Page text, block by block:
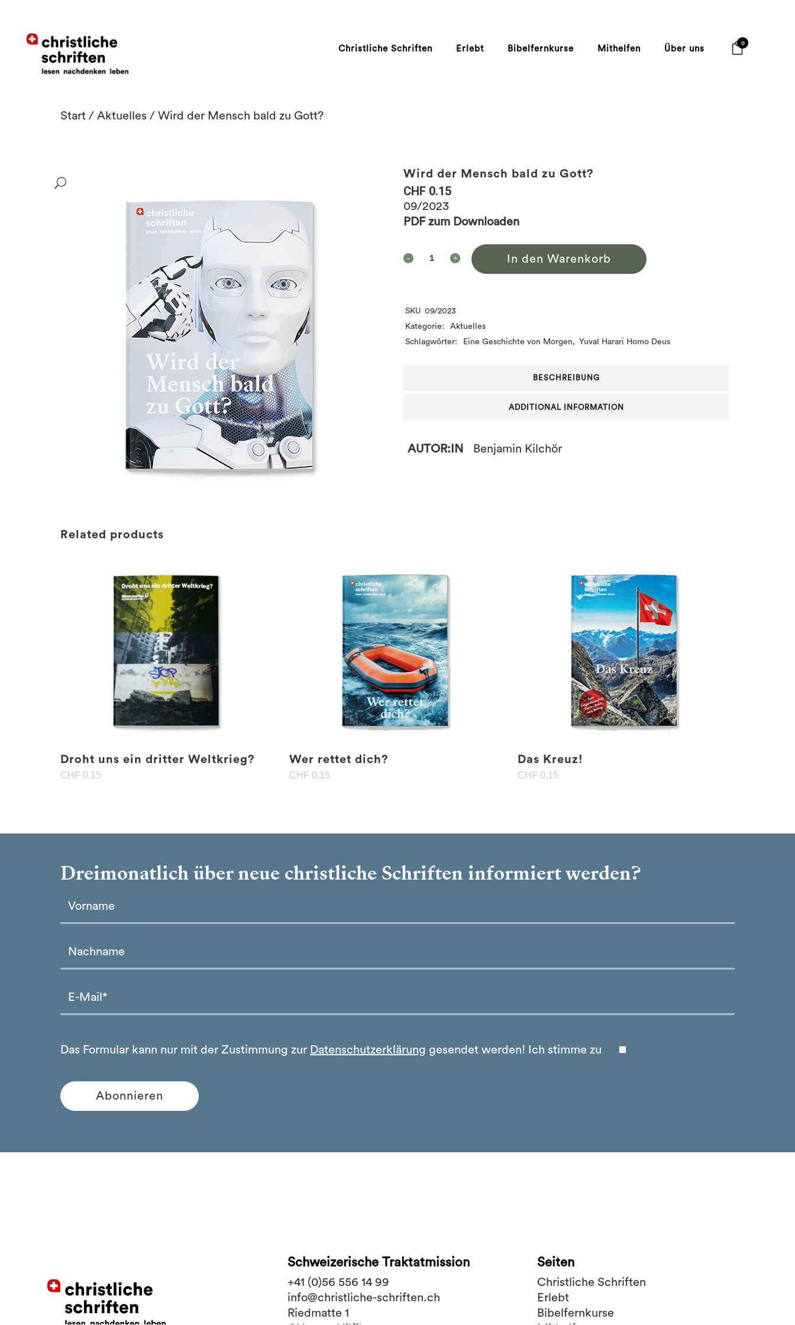
0
Christliche Schriften Erlebt Bibelfernkurse Mithelfen Über uns
Start / Aktuelles / Wird der Mensch bald zu Gott?
Wird der Mensch bald zu Gott?
CHF 0.15
09/2023
PDF zum Downloaden
In den Warenkorb
SKU 09/2023
Kategorie:
Aktuelles
Schlagwörter:
Eine Geschichte von Morgen, Yuval Harari Homo Deus
BESCHREIBUNG
ADDITIONAL INFORMATION
AUTOR:IN Benjamin Kilchör
Related products
Droht uns ein dritter Weltkrieg?
CHF 0.15
Wer rettet dich?
CHF 0.15
Das Kreuz!
CHF 0.15
Dreimonatlich über neue christliche Schriften informiert werden?
Das Formular kann nur mit der Zustimmung zur Datenschutzerklärung gesendet werden! Ich stimme zu
Schweizerische Traktatmission
+41 (0)56 556 14 99
info@christliche-schriften.ch
Riedmatte 1
Seiten
Christliche Schriften
Erlebt
Bibelfernkurse